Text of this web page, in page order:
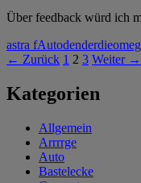
Über feedback würd ich
astra fAutodenderdie
Beitrags-
← Zurück 1 2 3 Weiter →
Kategorien
Allgemein
Arrrrge
Auto
Bastelecke